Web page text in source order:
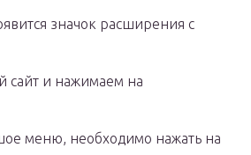
значок расширения с
сайт и нажимаем на
меню, необходимо нажать на